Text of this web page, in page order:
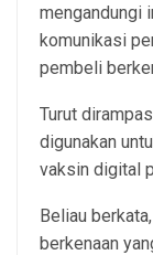
mengandungi
komunikasi
pembeli
Turut
digunakan
vaksin digital
Beliau
berkenaan